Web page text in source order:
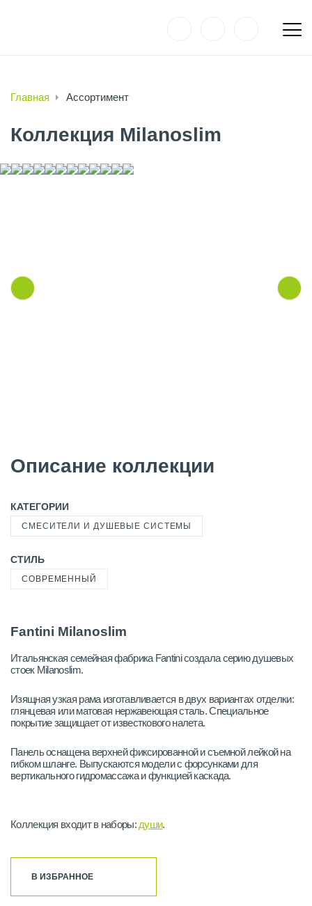
Главная Ассортимент
Коллекция Milanoslim
Описание коллекции
КАТЕГОРИИ
СМЕСИТЕЛИ И ДУШЕВЫЕ СИСТЕМЫ
СТИЛЬ
СОВРЕМЕННЫЙ
Fantini Milanoslim
Итальянская семейная фабрика Fantini создала серию душевых
стоек Milanoslim.
Изящная узкая рама изготавливается в двух вариантах отделки:
глянцевая или матовая нержавеющая сталь. Специальное
покрытие защищает от известкового налета.
Панель оснащена верхней фиксированной и съемной лейкой на
гибком шланге. Выпускаются модели с форсунками для
вертикального гидромассажа и функцией каскада.
Коллекция входит в наборы: души.
В ИЗБРАННОЕ